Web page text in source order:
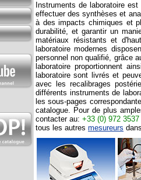
Instruments de laboratoire
effectuer des synthèses et
à des impacts chimiques et
durabilité, et garantir un
matériaux résistants et
laboratoire modernes
personnel non qualifié, grâce
laboratoire proportionnent
laboratoire sont livrés et
avec les recalibrages
différents instruments de
les sous-pages
catalogue. Pour de plus
contacter au:+33 (0) 972 3537
tous les autres mesureurs